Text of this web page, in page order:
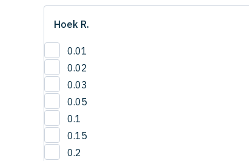
22.5°
2°
Hoek R.
0.01
0.02
0.03
0.05
0.1
0.15
0.2